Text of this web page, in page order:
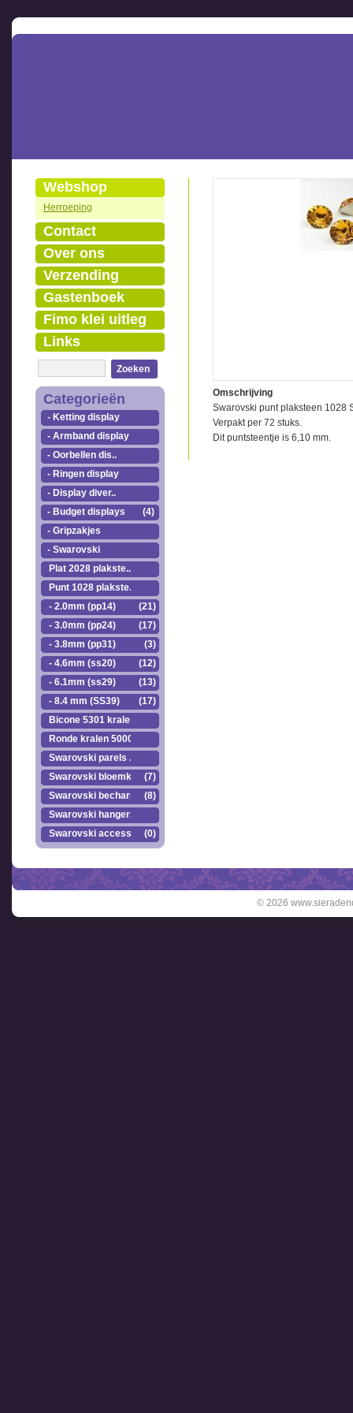
Webshop
Herroeping
Contact
Over ons
Verzending
Gastenboek
Fimo klei uitleg
Links
Zoeken
Categorieën
- Ketting display
- Armband display
- Oorbellen dis..
- Ringen display
- Display diver..
- Budget displays
(4)
- Gripzakjes
- Swarovski
Plat 2028 plakste..
Punt 1028 plakste..
- 2.0mm (pp14)
(21)
- 3.0mm (pp24)
(17)
- 3.8mm (pp31)
(3)
- 4.6mm (ss20)
(12)
- 6.1mm (ss29)
(13)
- 8.4 mm (SS39)
(17)
Bicone 5301 kralen.
Ronde kralen 5000
Swarovski parels ..
Swarovski bloemkr..
(7)
Swarovski becharmed(8)
Swarovski hangers
Swarovski accesso..
(0)
Omschrijving
Swarovski punt plaksteen 1028
Verpakt per 72 stuks.
Dit puntsteentje is 6,10 mm.
© 2026